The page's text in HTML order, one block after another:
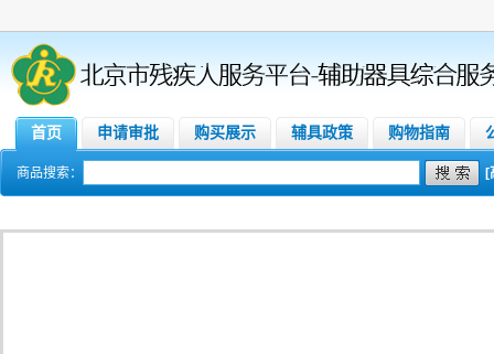
首页 申请审批 购买展示 辅具政策 购物指南
商品搜索： [